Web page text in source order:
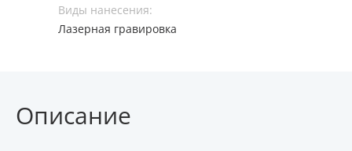
Виды нанесения:
Лазерная гравировка
Описание